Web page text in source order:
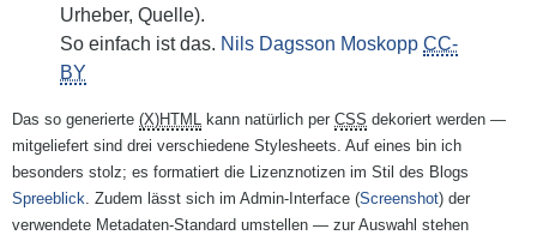
So einfach ist das. Nils Dagsson Moskopp CC-
BY
Das so generierte (X)HTML kann natürlich per CSS dekoriert werden —
mitgeliefert sind drei verschiedene Stylesheets. Auf eines bin ich
besonders stolz; es formatiert die Lizenznotizen im Stil des Blogs
Spreeblick. Zudem lässt sich im Admin-Interface (Screenshot) der
verwendete Metadaten-Standard umstellen — zur Auswahl stehen